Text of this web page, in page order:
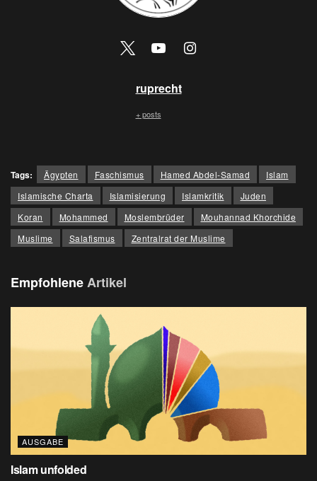
ruprecht
+ posts
Tags: Ägypten Faschismus Hamed Abdel-Samad
Islam
Islamische Charta
Islamisierung Islamkritik
Juden
Koran
Mohammed Moslembrüder
Mouhannad Khorchide
Muslime
Salafismus Zentralrat der Muslime
EmpfohleneArtikel
AUSGABE
Islam unfolded